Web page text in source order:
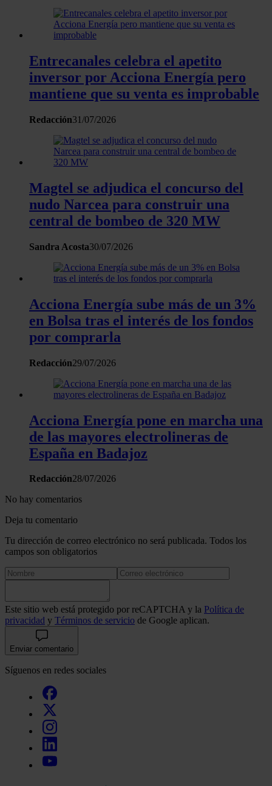
web, quienes pueden combinarla con otra información
que les haya proporcionado o que hayan recopilado a
Entrecanales celebra el apetito
inversor por Acciona Energía pero
mantiene que su venta es improbable
Redacción31/07/2026
Magtel se adjudica el concurso del
nudo Narcea para construir una
central de bombeo de 320 MW
Sandra Acosta30/07/2026
Acciona Energía sube más de un 3%
en Bolsa tras el interés de los fondos
por comprarla
Redacción29/07/2026
Acciona Energía pone en marcha una
de las mayores electrolineras de
España en Badajoz
Redacción28/07/2026
No hay comentarios
Deja tu comentario
Tu dirección de correo electrónico no será publicada. Todos los
campos son obligatorios
Este sitio web está protegido por reCAPTCHA y la Política de
privacidad y Términos de servicio de Google aplican.
Enviar comentario
Síguenos en redes sociales